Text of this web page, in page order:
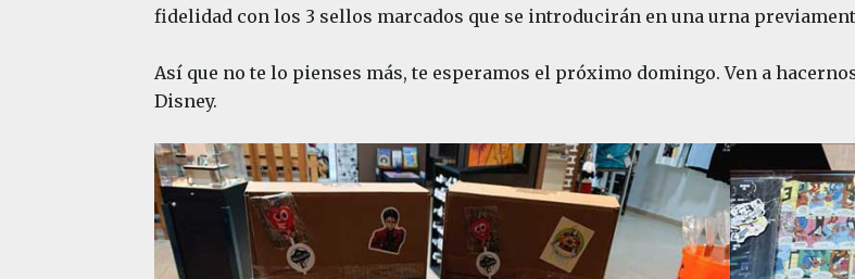
fidelidad con los 3 sellos marcados que se introducirán en una urna
Así que no te lo pienses más, te esperamos el próximo domingo. Ven a
Disney.